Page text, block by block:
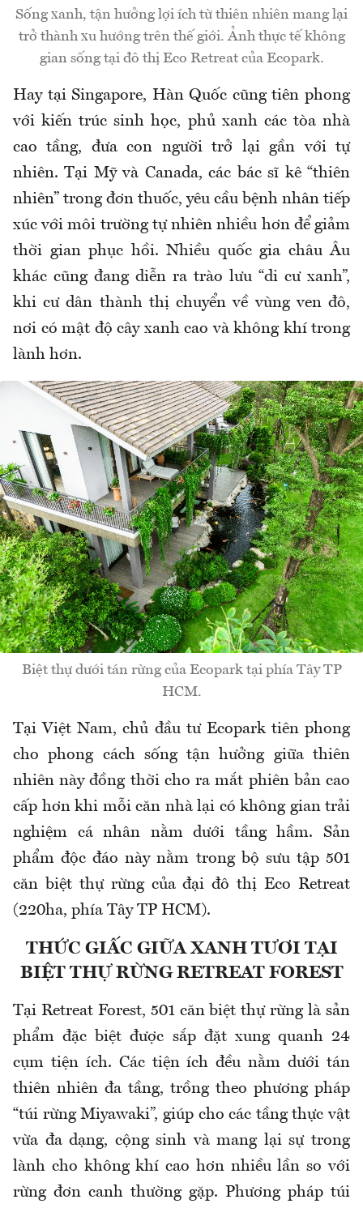
Sống xanh, tận hưởng lợi ích từ thiên nhiên mang lại
trở thành xu hướng trên thế giới. Ảnh thực tế không
gian sống tại đô thị Eco Retreat của Ecopark.
Hay tại Singapore, Hàn Quốc cũng tiên phong
với kiến trúc sinh học, phủ xanh các tòa nhà
cao tầng, đưa con người trở lại gần với tự
nhiên. Tại Mỹ và Canada, các bác sĩ kê “thiên
nhiên” trong đơn thuốc, yêu cầu bệnh nhân tiếp
xúc với môi trường tự nhiên nhiều hơn để giảm
thời gian phục hồi. Nhiều quốc gia châu Âu
khác cũng đang diễn ra trào lưu “di cư xanh”,
khi cư dân thành thị chuyển về vùng venđô,
nơi có mật độ cây xanh cao và không khí trong
lành hơn.
Biệt thự dưới tán rừng của Ecopark tại phía Tây TP
HCM.
Tại Việt Nam, chủ đầu tư Ecopark tiên phong
cho phong cách sống tận hưởng giữa thiên
nhiên nàyđồng thời cho ra mắt phiên bản cao
cấp hơn khi mỗi căn nhà lại có không gian trải
nghiệm cá nhân nằm dưới tầng hầm. Sản
phẩmđộcđáo này nằm trong bộ sưu tập 501
căn biệt thự rừng củađạiđô thị Eco Retreat
(220ha, phía Tây TP HCM).
THỨC GIẤC GIỮA XANH TƯƠI TẠI
BIỆT THỰ RỪNG RETREAT FOREST
Tại Retreat Forest, 501 căn biệt thự rừng là sản
phẩmđặc biệtđược sắp đặt xung quanh 24
cụm tiện ích. Các tiệníchđều nằm dưới tán
thiên nhiên đa tầng, trồng theo phương pháp
“túi rừng Miyawaki”, giúp cho các tầng thực vật
vừa đa dạng, cộng sinh và mang lại sự trong
lành cho không khí cao hơn nhiều lần so với
rừng đơn canh thường gặp. Phương pháp túi